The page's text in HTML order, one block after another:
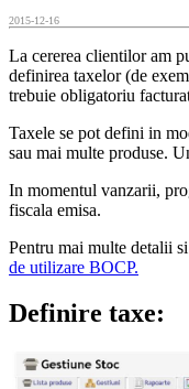
2015-12-16
La cererea clientilor am
definirea taxelor (de
trebuie obligatoriu
Taxele se pot defini in
sau mai multe produse.
In momentul vanzarii,
fiscala emisa.
Pentru mai multe detalii
de utilizare BOCP.
Definire taxe: